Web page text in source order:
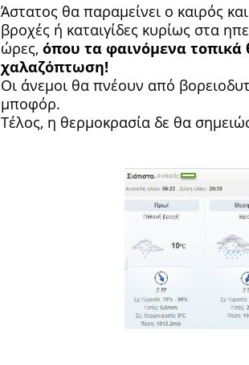
Άστατος θα παραμείνει ο καιρός
βροχές ή καταιγίδες κυρίως στα
ώρες, όπου τα φαινόμενα τοπικά
χαλαζόπτωση!
Οι άνεμοι θα πνέουν από
μποφόρ.
Τέλος, η θερμοκρασία δε θα